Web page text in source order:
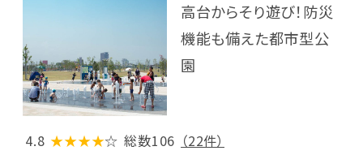
高台からそり遊び！防災
機能も備えた都市型公
園
4.8 ★★★★☆ 総数106 （22件）